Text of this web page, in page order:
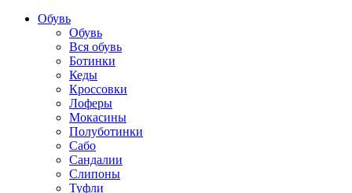
Обувь
Обувь
Вся обувь
Ботинки
Кеды
Кроссовки
Лоферы
Мокасины
Полуботинки
Сабо
Сандалии
Слипоны
Туфли